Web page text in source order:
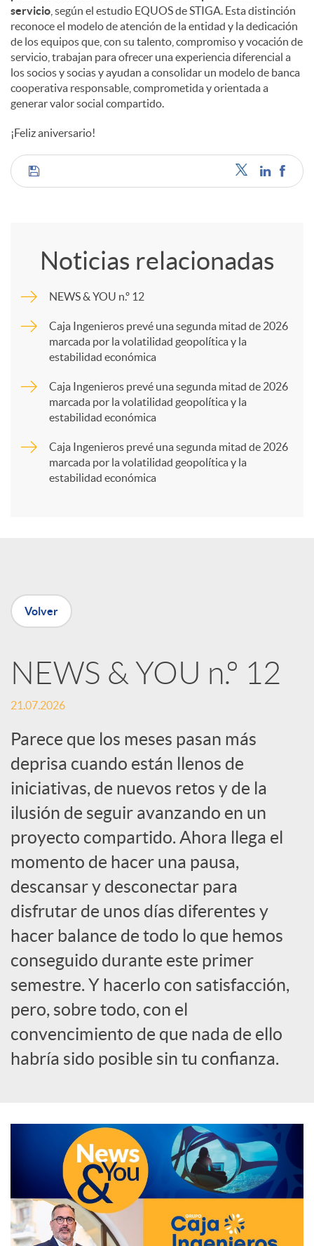
servicio , según el estudio EQUOS de STIGA. Esta distinción
reconoce el modelo de atención de la entidad y la dedicación
de los equipos que, con su talento, compromiso y vocación de
servicio, trabajan para ofrecer una experiencia diferencial a
los socios y socias y ayudan a consolidar un modelo de banca
cooperativa responsable, comprometida y orientada a
generar valor social compartido.
¡Feliz aniversario!
C
p
e
R
e
d
e
s
S
o
c
i
l
e
s
Noticias relacionadas
NEWS & YOU n.º 12
Caja Ingenieros prevé una segunda mitad de 2026
marcada por la volatilidad geopolítica y la
estabilidad económica
Caja Ingenieros prevé una segunda mitad de 2026
marcada por la volatilidad geopolítica y la
estabilidad económica
Caja Ingenieros prevé una segunda mitad de 2026
marcada por la volatilidad geopolítica y la
estabilidad económica
Volver
NEWS & YOU n.º 12
21.07.2026
Parece que los meses pasan más
deprisa cuando están llenos de
iniciativas, de nuevos retos y de la
ilusión de seguir avanzando en un
proyecto compartido. Ahora llega el
momento de hacer una pausa,
descansar y desconectar para
disfrutar de unos días diferentes y
hacer balance de todo lo que hemos
conseguido durante este primer
semestre. Y hacerlo con satisfacción,
pero, sobre todo, con el
convencimiento de que nada de ello
habría sido posible sin tu confianza.